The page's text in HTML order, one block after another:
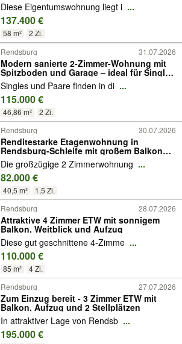
Diese Eigentumswohnung liegt i ...
137.400 €
58 m² 2 Zi.
Rendsburg 31.07.2026
Modern sanierte 2-Zimmer-Wohnung mit
Spitzboden und Garage – ideal für Singles
oder Paare
Singles und Paare finden in di ...
115.000 €
46,86 m² 2 Zi.
Rendsburg 30.07.2026
Renditestarke Etagenwohnung in
Rendsburg-Schleife mit großem Balkon
provisionsfrei
Die großzügige 2 Zimmerwohnung ...
82.000 €
40,5 m² 1,5 Zi.
Rendsburg 28.07.2026
Attraktive 4 Zimmer ETW mit sonnigem
Balkon, Weitblick und Aufzug
Diese gut geschnittene 4-Zimme ...
110.000 €
85 m² 4 Zi.
Rendsburg 27.07.2026
Zum Einzug bereit - 3 Zimmer ETW mit
Balkon, Aufzug und 2 Stellplätzen
In attraktiver Lage von Rendsb ...
195.000 €